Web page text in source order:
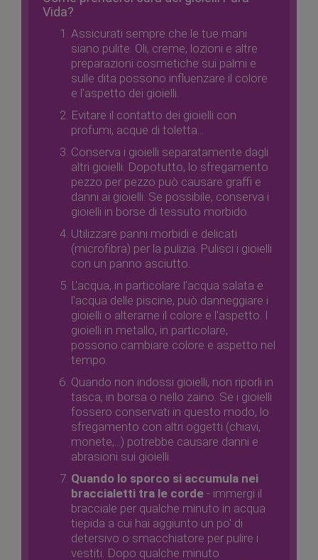
Vida?
Assicurati sempre che le tue mani
siano pulite. Oli, creme, lozioni e altre
preparazioni cosmetiche sui palmi e
sulle dita possono influenzare il colore
e l'aspetto dei gioielli.
Evitare il contatto dei gioielli con
profumi, acque di toletta...
Conserva i gioielli separatamente dagli
altri gioielli. Dopotutto, lo sfregamento
pezzo per pezzo può causare graffi e
danni ai gioielli. Se possibile, conserva i
gioielli in borse di tessuto morbido.
Utilizzare panni morbidi e delicati
(microfibra) per la pulizia. Pulisci i gioielli
con un panno asciutto.
L'acqua, in particolare l'acqua salata e
l'acqua delle piscine, può danneggiare i
gioielli o alterarne il colore e l'aspetto. I
gioielli in metallo, in particolare,
possono cambiare colore e aspetto nel
tempo.
Quando non indossi gioielli, non riporli in
tasca, in borsa o nello zaino. Se i gioielli
fossero conservati in questo modo, lo
sfregamento con altri oggetti (chiavi,
monete,...) potrebbe causare danni e
abrasioni sui gioielli.
Quando lo sporco si accumula nei
braccialetti tra le corde - immergi il
bracciale per qualche minuto in acqua
tiepida a cui hai aggiunto un po' di
detersivo o smacchiatore per pulire i
vestiti. Dopo qualche minuto